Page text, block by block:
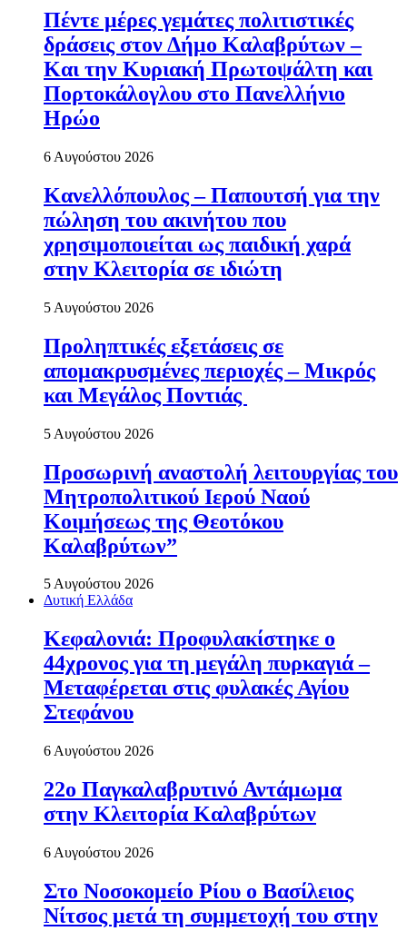
Πέντε μέρες γεμάτες πολιτιστικές
δράσεις στον Δήμο Καλαβρύτων –
Και την Κυριακή Πρωτοψάλτη και
Πορτοκάλογλου στο Πανελλήνιο
Ηρώο
6 Αυγούστου 2026
Κανελλόπουλος – Παπουτσή για την
πώληση του ακινήτου που
χρησιμοποιείται ως παιδική χαρά
στην Κλειτορία σε ιδιώτη
5 Αυγούστου 2026
Προληπτικές εξετάσεις σε
απομακρυσμένες περιοχές – Μικρός
και Μεγάλος Ποντιάς
5 Αυγούστου 2026
Προσωρινή αναστολή λειτουργίας του
Μητροπολιτικού Ιερού Ναού
Κοιμήσεως της Θεοτόκου
Καλαβρύτων”
5 Αυγούστου 2026
Δυτική Ελλάδα
Κεφαλονιά: Προφυλακίστηκε ο
44χρονος για τη μεγάλη πυρκαγιά –
Μεταφέρεται στις φυλακές Αγίου
Στεφάνου
6 Αυγούστου 2026
22ο Παγκαλαβρυτινό Αντάμωμα
στην Κλειτορία Καλαβρύτων
6 Αυγούστου 2026
Στο Νοσοκομείο Ρίου ο Βασίλειος
Νίτσος μετά τη συμμετοχή του στην